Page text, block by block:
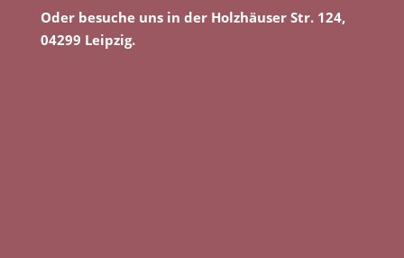
Oder besuche uns in der Holzhäuser Str. 124,
04299 Leipzig.